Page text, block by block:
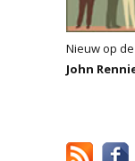
Nieuw op
John